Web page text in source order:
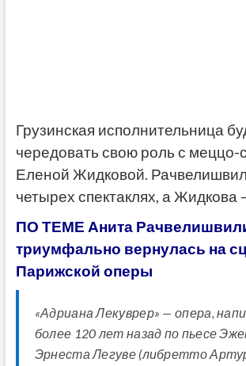
Грузинская исполнительница
чередовать свою роль с меццо-
Еленой Жидковой.
четырех спектаклях, а Жидкова
ПО ТЕМЕ Анита
триумфально вернулась на
Парижской оперы
«Адриана Лекуврер» — опера,
более 120 лет назад по пьесе
Эрнеста Легуве (либретто